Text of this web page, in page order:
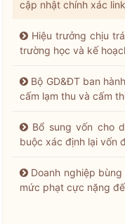
cập nhật chính xác
Hiệu trưởng chịu
trường học và kế
Bộ GD&ĐT ban
cấm lạm thu và cấm
Bổ sung vốn cho
buộc xác định lại vốn
Doanh nghiệp
mức phạt cực nặng